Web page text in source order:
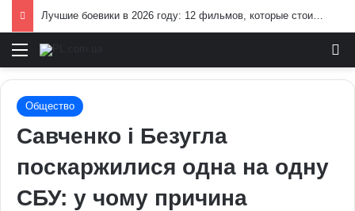
Лучшие боевики в 2026 году: 12 фильмов, которые стоит посмотреть
Меню
Общество
Савченко і Безугла
поскаржилися одна на одну
СБУ: у чому причина